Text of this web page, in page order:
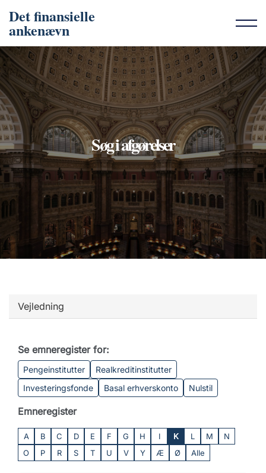
Det finansielle
ankenævn
Søg i afgørelser
Vejledning
Se emneregister for:
Pengeinstitutter
Realkreditinstitutter
Investeringsfonde
Basal erhverskonto Nulstil
Emneregister
A B C D E F G H I K L M
N
O
P R S T U V Y Æ Ø Alle